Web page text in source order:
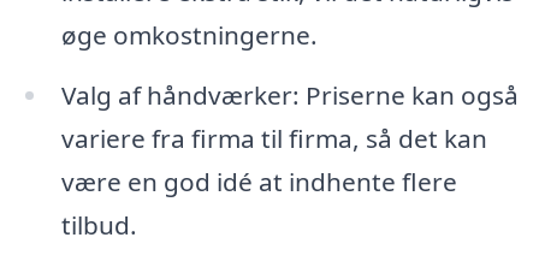
øge omkostningerne.
Valg af håndværker: Priserne kan også
variere fra firma til firma, så det kan
være en god idé at indhente flere
tilbud.